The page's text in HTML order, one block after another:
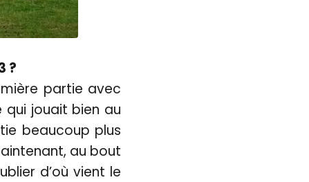
?
partie avec
qui jouait bien au
beaucoup plus
au bout
d’où vient le